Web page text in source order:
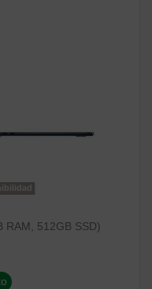
RAM, 512GB SSD)